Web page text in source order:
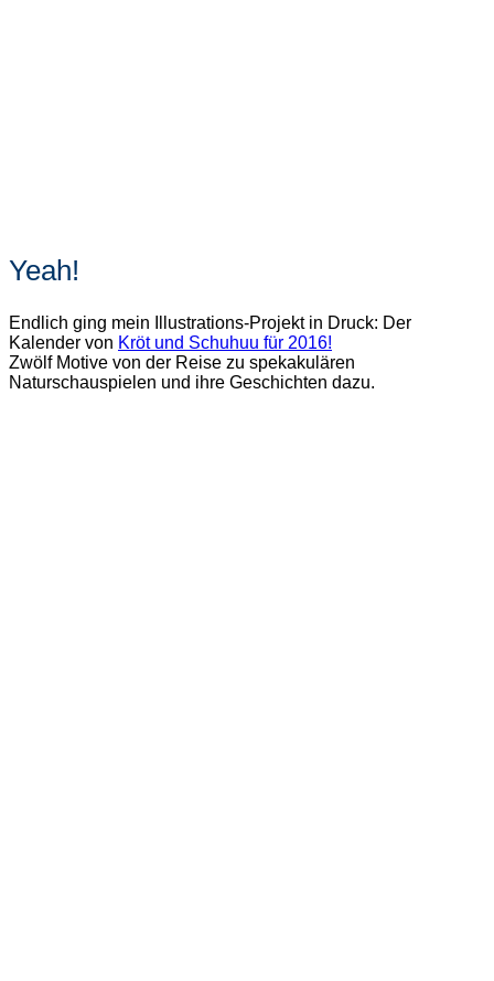
Yeah!
Endlich ging mein Illustrations-Projekt in Druck: Der
Kalender von Kröt und Schuhuu für 2016!
Zwölf Motive von der Reise zu spekakulären
Naturschauspielen und ihre Geschichten dazu.